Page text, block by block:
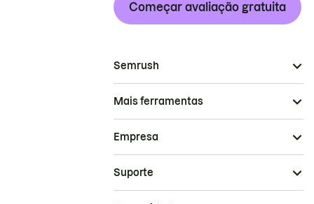
Começar avaliação gratuita
Semrush
Mais ferramentas
Empresa
Suporte